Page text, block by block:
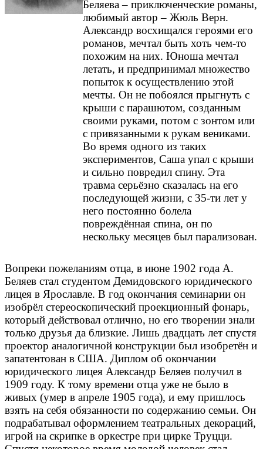
Беляева – приключенческие романы,
любимый автор – Жюль Верн.
Александр восхищался героями его
романов, мечтал быть хоть чем-то
похожим на них. Юноша мечтал
летать, и предпринимал множество
попыток к осуществлению этой
мечты. Он не побоялся прыгнуть с
крыши с парашютом, созданным
своими руками, потом с зонтом или
с привязанными к рукам вениками.
Во время одного из таких
экспериментов, Саша упал с крыши
и сильно повредил спину. Эта
травма серьёзно сказалась на его
последующей жизни, с 35-ти лет у
него постоянно болела
повреждённая спина, он по
нескольку месяцев был парализован.
Вопреки пожеланиям отца, в июне 1902 года А.
Беляев стал студентом Демидовского юридического
лицея в Ярославле. В год окончания семинарии он
изобрёл стереоскопический проекционный фонарь,
который действовал отлично, но его творении знали
только друзья да близкие. Лишь двадцать лет спустя
проектор аналогичной конструкции был изобретён и
запатентован в США. Диплом об окончании
юридического лицея Александр Беляев получил в
1909 году. К тому времени отца уже не было в
живых (умер в апреле 1905 года), и ему пришлось
взять на себя обязанности по содержанию семьи. Он
подрабатывал оформлением театральных декораций,
игрой на скрипке в оркестре при цирке Труцци.